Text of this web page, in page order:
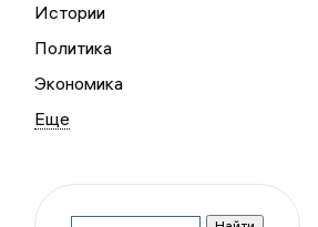
Истории
Политика
Экономика